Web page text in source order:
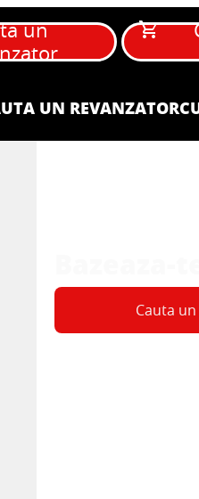
un
UN REVANZATOR
Cauta